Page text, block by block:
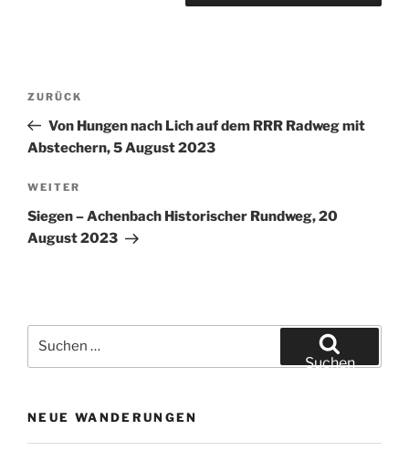
Beitragsnavigation
Vorheriger
Beitrag
ZURÜCK
Von Hungen nach Lich auf dem RRR Radweg mit
Abstechern, 5 August 2023
Nächster
Beitrag
WEITER
Siegen – Achenbach Historischer Rundweg, 20
August 2023
nach:
Suchen
NEUE WANDERUNGEN